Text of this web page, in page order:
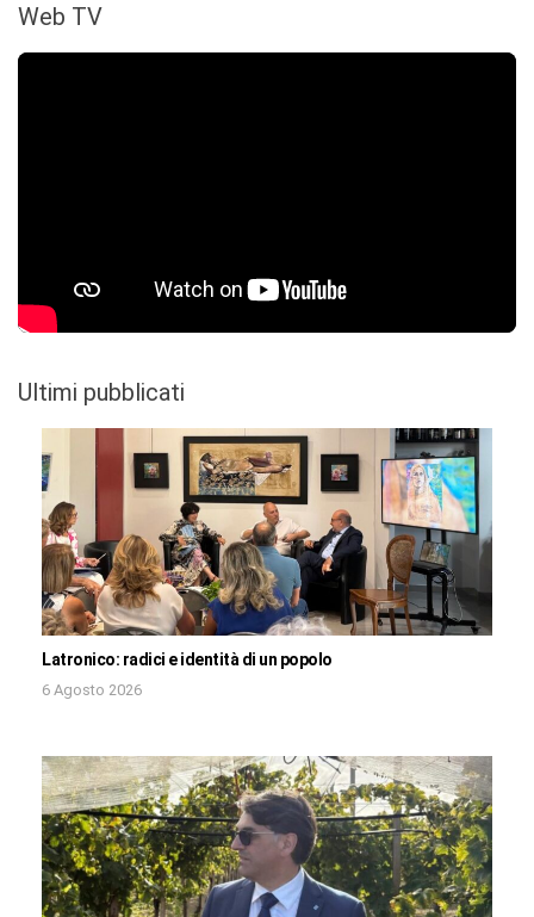
Web TV
Ultimi pubblicati
Latronico: radici e identità di un popolo
6 Agosto 2026